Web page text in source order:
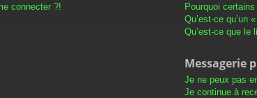
connecter ?!
Pourquoi
Qu’est-ce qu’un
Qu’est-ce que le
Messagerie
Je ne peux pas
Je continue à